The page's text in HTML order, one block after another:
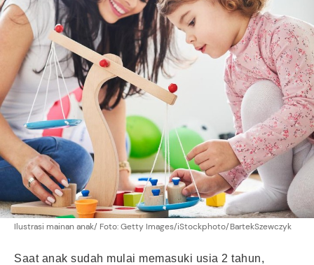
Ilustrasi mainan anak/ Foto: Getty Images/iStockphoto/BartekSzewczyk
Saat anak sudah mulai memasuki usia 2 tahun,